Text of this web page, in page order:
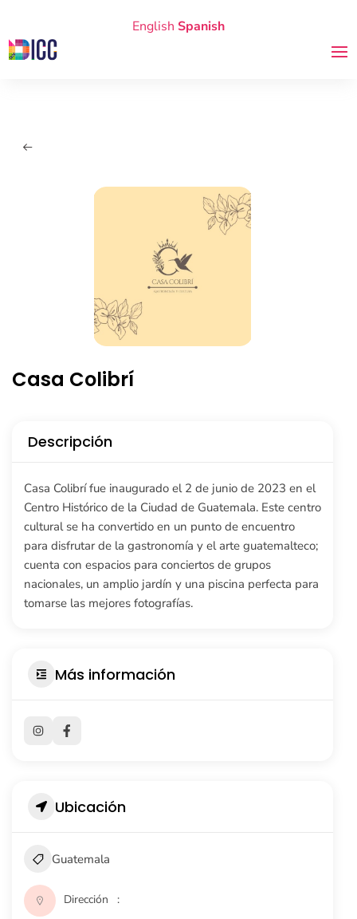
English Spanish
Casa Colibrí
Descripción
Casa Colibrí fue inaugurado el 2 de junio de 2023 en el
Centro Histórico de la Ciudad de Guatemala. Este centro
cultural se ha convertido en un punto de encuentro
para disfrutar de la gastronomía y el arte guatemalteco;
cuenta con espacios para conciertos de grupos
nacionales, un amplio jardín y una piscina perfecta para
tomarse las mejores fotografías.
Más información
Ubicación
Guatemala
Dirección